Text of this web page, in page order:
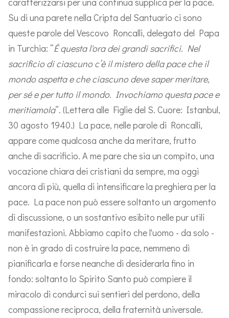
Su di una parete nella Cripta del Santuario ci sono
queste parole del Vescovo Roncalli, delegato del Papa
in Turchia: “É questa l'ora dei grandi sacrifici. Nel
sacrificio di ciascuno c’è il mistero della pace che il
mondo aspetta e che ciascuno deve saper meritare,
per sé e per tutto il mondo. Invochiamo questa pace e
meritiamola”. (Lettera alle Figlie del S. Cuore: Istanbul,
30 agosto 1940.) La pace, nelle parole di Roncalli,
appare come qualcosa anche da meritare, frutto
anche di sacrificio. A me pare che sia un compito, una
vocazione chiara dei cristiani da sempre, ma oggi
ancora di più, quella di intensificare la preghiera per la
pace. La pace non può essere soltanto un argomento
di discussione, o un sostantivo esibito nelle pur utili
manifestazioni. Abbiamo capito che l'uomo - da solo -
non è in grado di costruire la pace, nemmeno di
pianificarla e forse neanche di desiderarla fino in
fondo: soltanto lo Spirito Santo può compiere il
miracolo di condurci sui sentieri del perdono, della
compassione reciproca, della fraternità universale.